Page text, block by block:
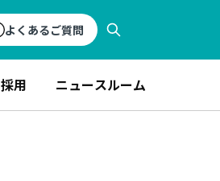
よくあるご質問
採用
ニュースルーム